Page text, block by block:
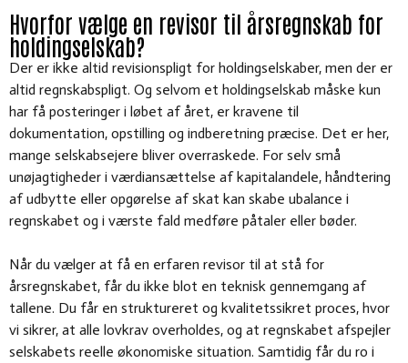
Hvorfor vælge en revisor til årsregnskab for
holdingselskab?
Der er ikke altid revisionspligt for holdingselskaber, men der er
altid regnskabspligt. Og selvom et holdingselskab måske kun
har få posteringer i løbet af året, er kravene til
dokumentation, opstilling og indberetning præcise. Det er her,
mange selskabsejere bliver overraskede. For selv små
unøjagtigheder i værdiansættelse af kapitalandele, håndtering
af udbytte eller opgørelse af skat kan skabe ubalance i
regnskabet og i værste fald medføre påtaler eller bøder.
Når du vælger at få en erfaren revisor til at stå for
årsregnskabet, får du ikke blot en teknisk gennemgang af
tallene. Du får en struktureret og kvalitetssikret proces, hvor
vi sikrer, at alle lovkrav overholdes, og at regnskabet afspejler
selskabets reelle økonomiske situation. Samtidig får du ro i